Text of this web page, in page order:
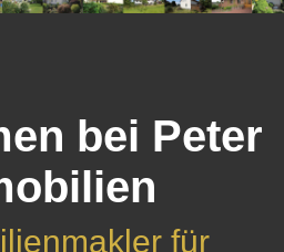
bei Peter
für